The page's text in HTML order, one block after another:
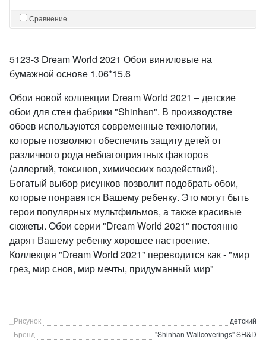
Сравнение
5123-3 Dream World 2021 Обои виниловые на
бумажной основе 1.06*15.6
Обои новой коллекции Dream World 2021 – детские
обои для стен фабрики "Shinhan". В производстве
обоев используются современные технологии,
которые позволяют обеспечить защиту детей от
различного рода неблагоприятных факторов
(аллергий, токсинов, химических воздействий).
Богатый выбор рисунков позволит подобрать обои,
которые понравятся Вашему ребенку. Это могут быть
герои популярных мультфильмов, а также красивые
сюжеты. Обои серии "Dream World 2021" постоянно
дарят Вашему ребенку хорошее настроение.
Коллекция "Dream World 2021" переводится как - "мир
грез, мир снов, мир мечты, придуманный мир"
_Рисунок
детский
_Бренд
"Shinhan Wallcoverings" SH&D